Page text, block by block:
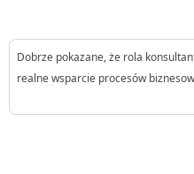
Dobrze pokazane, że rola
realne wsparcie procesów